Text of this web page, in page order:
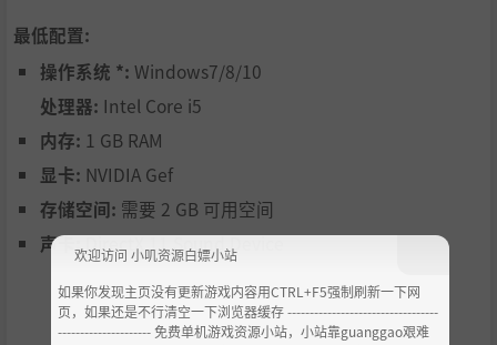
？？？
谜一样的高贵女性，
只作为神明象征受村人敬仰，
她究竟是人是仙？
最低配置:
操作系统 *: Windows7/8/10
处理器: Intel Core i5
内存: 1 GB RAM
显卡: NVIDIA Gef
存储空间: 需要 2 GB 可用空间
声卡:DirectX 11 Sound Device
欢迎访问 小叽资源白嫖小站
如果你发现主页没有更新游戏内容用CTRL+F5强制刷新一下网
页，如果还是不行清空一下浏览器缓存 ----------------------------------
--------------------- 免费单机游戏资源小站，小站靠guanggao艰难